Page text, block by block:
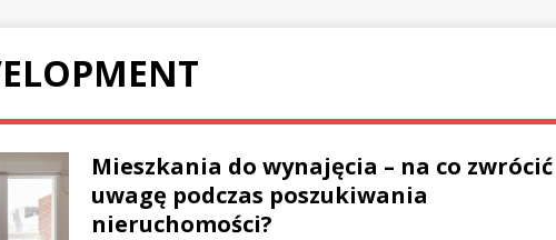
Mieszkania do wynajęcia – na co zwrócić
uwagę podczas poszukiwania
nieruchomości?